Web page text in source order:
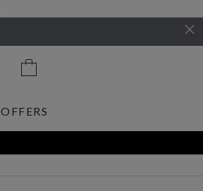
OFFERS